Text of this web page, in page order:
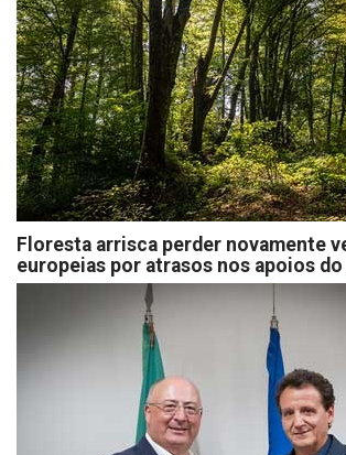
Floresta arrisca perder novamente
europeias por atrasos nos apoios do